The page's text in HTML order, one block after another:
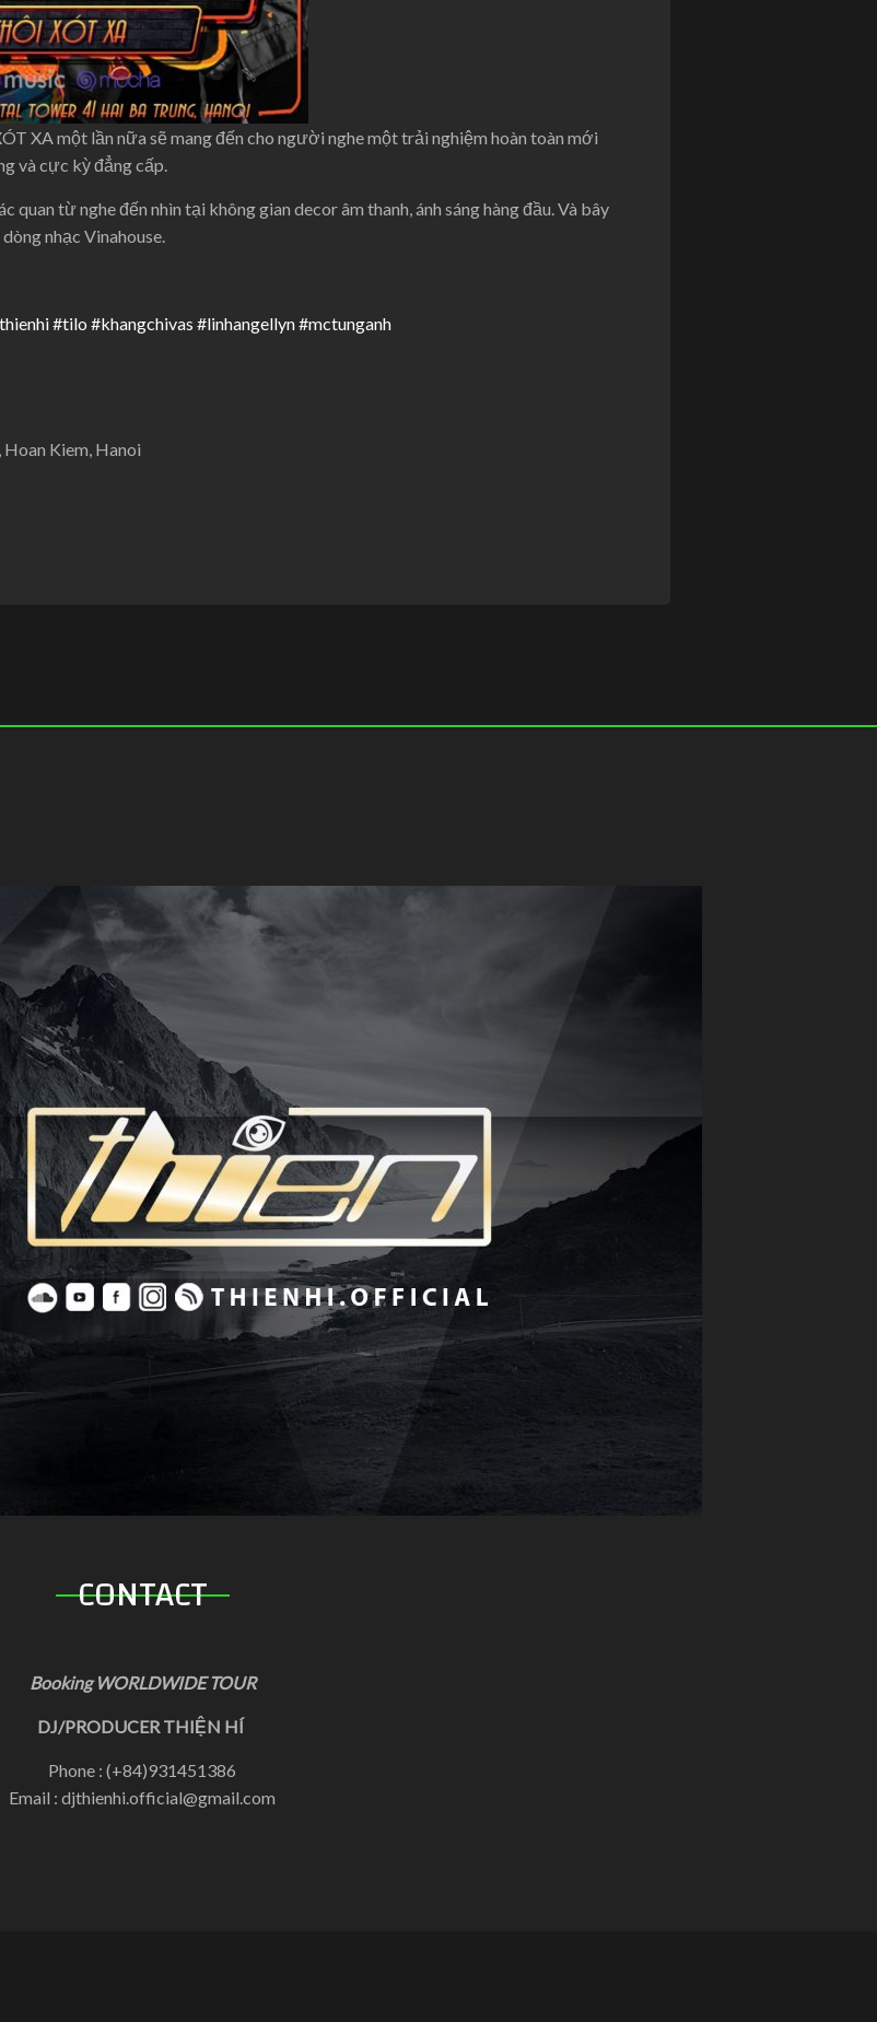
XA một lần nữa sẽ mang đến cho người nghe một trải nghiệm hoàn toàn mới
và cực kỳ đẳng cấp.
quan từ nghe đến nhìn tại không gian decor âm thanh, ánh sáng hàng đầu. Và bây
nhạc Vinahouse.
#tilo #khangchivas #linhangellyn#mctunganh
Kiem, Hanoi
CONTACT
Booking WORLDWIDE TOUR
DJ/PRODUCER THIỆN HÍ
Phone : (+84)931451386
Email : djthienhi.official@gmail.com